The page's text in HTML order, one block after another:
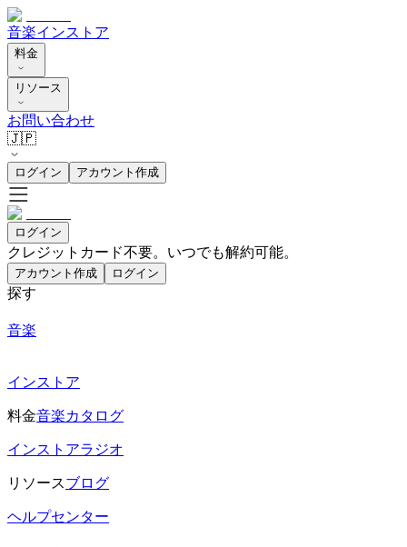
音楽インストア
料金
リソース
お問い合わせ
🇯🇵
ログイン アカウント作成
ログイン
クレジットカード不要。いつでも解約可能。
アカウント作成 ログイン
探す
音楽
インストア
料金音楽カタログ
インストアラジオ
リソースブログ
ヘルプセンター